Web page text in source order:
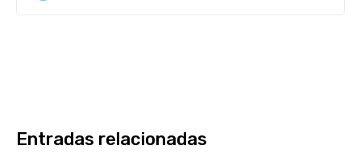
Entradas relacionadas